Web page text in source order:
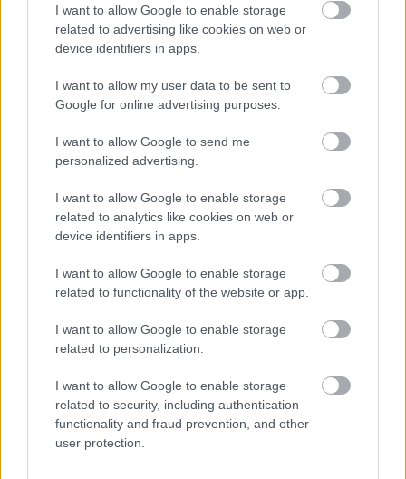
I want to allow Google to enable storage
related to advertising like cookies on web or
device identifiers in apps.
I want to allow my user data to be sent to
Google for online advertising purposes.
I want to allow Google to send me
personalized advertising.
I want to allow Google to enable storage
related to analytics like cookies on web or
device identifiers in apps.
I want to allow Google to enable storage
related to functionality of the website or app.
I want to allow Google to enable storage
related to personalization.
I want to allow Google to enable storage
related to security, including authentication
functionality and fraud prevention, and other
user protection.
manifestent dès la vie fœtale. Selon les
connaissances actuelles, les principaux
et d'interaction sociales, des intérêts restreints et
répétitifs. L'alimentation sélective, c'est-à-dire la
souvent observée chez les personnes évoluant sur
le spectre autistique et peut être l'une des
des carences en vitamines et minéraux
Utile? Partagez-le sur Facebook!
Vous voulez rester informé ? Suivez-
nous sur
oo g e
EN RAPPORT